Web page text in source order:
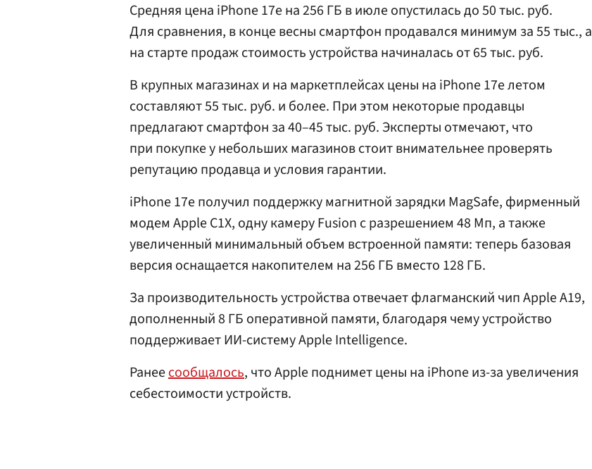
Средняя цена iPhone 17e на 256 ГБ в июле опустилась до 50 тыс. руб.
Для сравнения, в конце весны смартфон продавался минимум за 55 тыс., а
на старте продаж стоимость устройства начиналась от 65 тыс. руб.
В крупных магазинах и на маркетплейсах цены на iPhone 17e летом
составляют 55 тыс. руб. и более. При этом некоторые продавцы
предлагают смартфон за 40–45 тыс. руб. Эксперты отмечают, что
при покупке у небольших магазинов стоит внимательнее проверять
репутацию продавца и условия гарантии.
iPhone 17e получил поддержку магнитной зарядки MagSafe, фирменный
модем Apple C1X, одну камеру Fusion с разрешением 48 Мп, а также
увеличенный минимальный объем встроенной памяти: теперь базовая
версия оснащается накопителем на 256 ГБ вместо 128 ГБ.
За производительность устройства отвечает флагманский чип Apple A19,
дополненный 8 ГБ оперативной памяти, благодаря чему устройство
поддерживает ИИ-систему Apple Intelligence.
Ранеесообщалось, что Apple поднимет цены на iPhone из-за увеличения
себестоимости устройств.